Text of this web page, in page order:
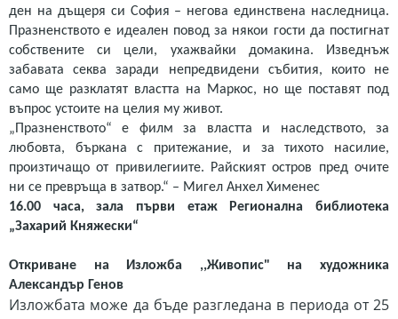
ден на дъщеря си София – негова единствена наследница.
Празненството e идеален повод за някои гости да постигнат
собствените си цели, ухажвайки домакина. Изведнъж
забавата секва заради непредвидени събития, които не
само ще разклатят властта на Маркос, но ще поставят под
въпрос устоите на целия му живот.
„Празненството“ е филм за властта и наследството, за
любовта, бъркана с притежание, и за тихото насилие,
произтичащо от привилегиите. Райският остров пред очите
ни се превръща в затвор.“ – Мигел Анхел Хименес
16.00 часа, зала първи етаж Регионална библиотека
„Захарий Княжески“
Откриване на Изложба ,,Живопис" на художника
Александър Генов
Изложбата може да бъде разгледана в периода от 25